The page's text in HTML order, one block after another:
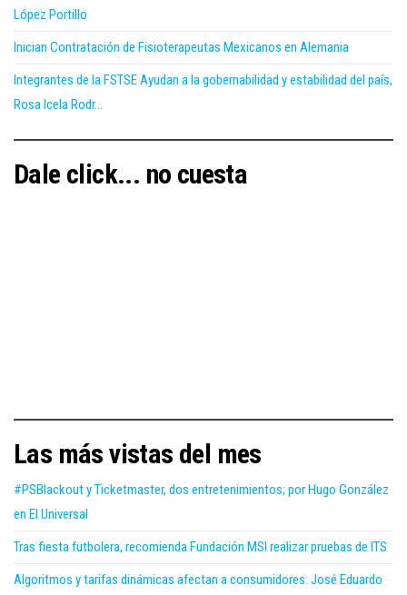
López Portillo
Inician Contratación de Fisioterapeutas Mexicanos en Alemania
Integrantes de la FSTSE Ayudan a la gobernabilidad y estabilidad del país,
Rosa Icela Rodr...
Dale click... no cuesta
Las más vistas del mes
#PSBlackout y Ticketmaster, dos entretenimientos; por Hugo González
en El Universal
Tras fiesta futbolera, recomienda Fundación MSI realizar pruebas de ITS
Algoritmos y tarifas dinámicas afectan a consumidores: José Eduardo